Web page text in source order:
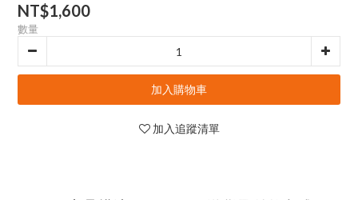
NT$1,600
數量
加入購物車
加入追蹤清單